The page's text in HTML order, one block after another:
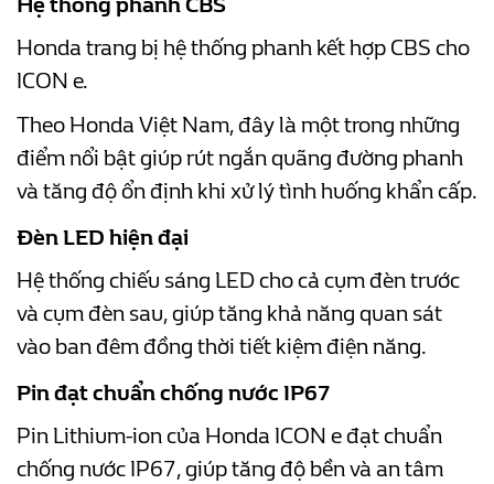
Honda trang bị hệ thống phanh kết hợp CBS cho
ICON e.
Theo Honda Việt Nam, đây là một trong những
điểm nổi bật giúp rút ngắn quãng đường phanh
và tăng độ ổn định khi xử lý tình huống khẩn cấp.
Đèn LED hiện đại
Hệ thống chiếu sáng LED cho cả cụm đèn trước
và cụm đèn sau, giúp tăng khả năng quan sát
vào ban đêm đồng thời tiết kiệm điện năng.
Pin đạt chuẩn chống nước IP67
Pin Lithium-ion của Honda ICON e đạt chuẩn
chống nước IP67, giúp tăng độ bền và an tâm